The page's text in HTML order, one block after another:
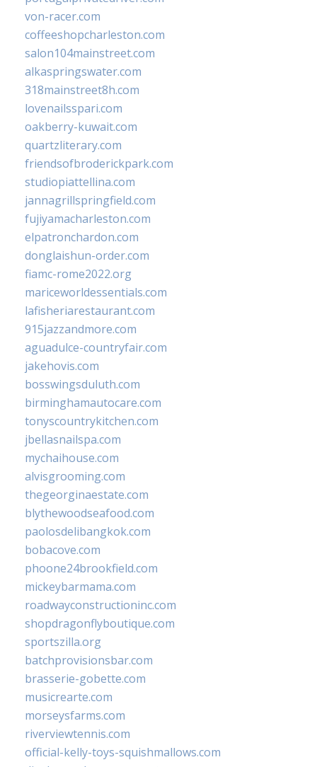
von-racer.com
coffeeshopcharleston.com
salon104mainstreet.com
alkaspringswater.com
318mainstreet8h.com
lovenailsspari.com
oakberry-kuwait.com
quartzliterary.com
friendsofbroderickpark.com
studiopiattellina.com
jannagrillspringfield.com
fujiyamacharleston.com
elpatronchardon.com
donglaishun-order.com
fiamc-rome2022.org
mariceworldessentials.com
lafisheriarestaurant.com
915jazzandmore.com
aguadulce-countryfair.com
jakehovis.com
bosswingsduluth.com
birminghamautocare.com
tonyscountrykitchen.com
jbellasnailspa.com
mychaihouse.com
alvisgrooming.com
thegeorginaestate.com
blythewoodseafood.com
paolosdelibangkok.com
bobacove.com
phoone24brookfield.com
mickeybarmama.com
roadwayconstructioninc.com
shopdragonflyboutique.com
sportszilla.org
batchprovisionsbar.com
brasserie-gobette.com
musicrearte.com
morseysfarms.com
riverviewtennis.com
official-kelly-toys-squishmallows.com